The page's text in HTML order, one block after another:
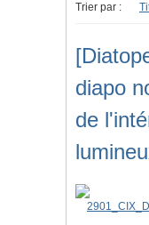
Trier par :
diapo
de